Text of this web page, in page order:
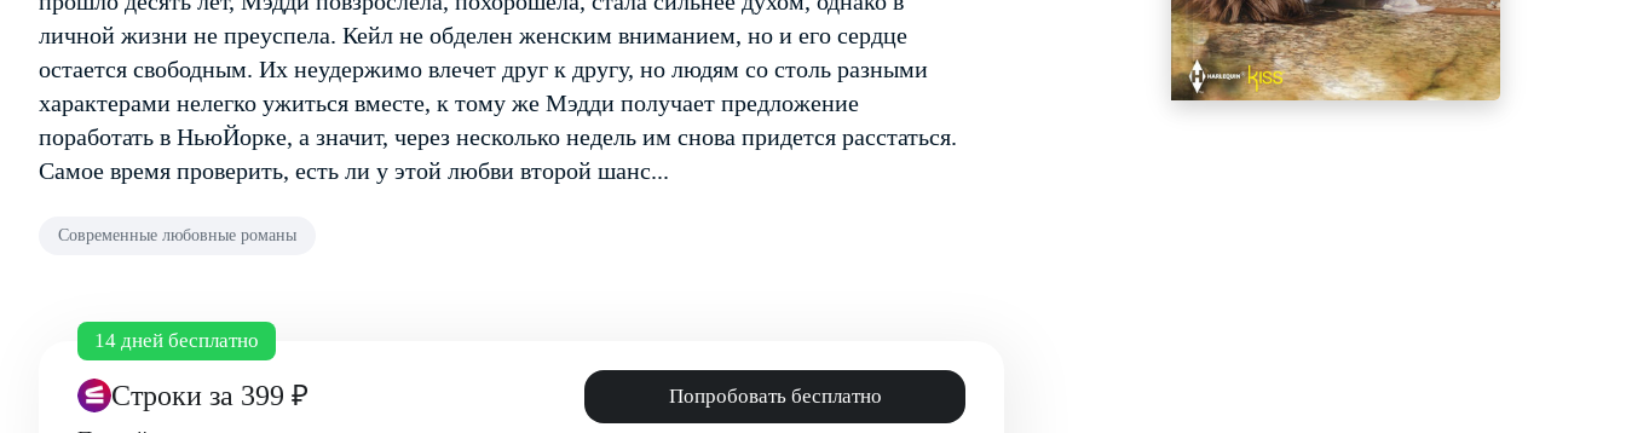
личной жизни не преуспела. Кейл не обделен женским вниманием, но и его сердце
остается свободным. Их неудержимо влечет друг к другу, но людям со столь разными
характерами нелегко ужиться вместе, к тому же Мэдди получает предложение
поработать в Нью­Йорке, а значит, через несколько недель им снова придется расстаться.
Самое время проверить, есть ли у этой любви второй шанс...
Современные любовные романы
14 дней бесплатно
Строки за 399 ₽ Попробовать бесплатно